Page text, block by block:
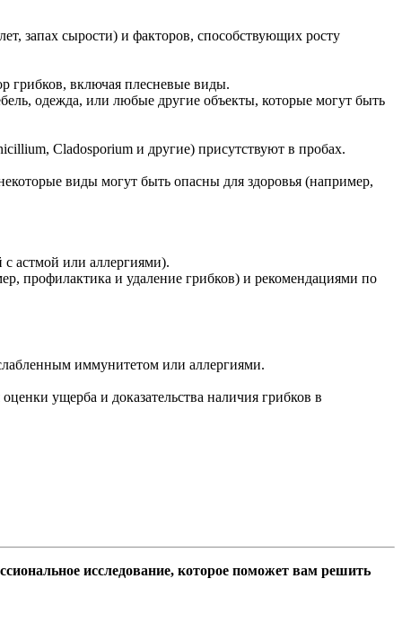
запах сырости) и факторов, способствующих росту
грибков, включая плесневые виды.
одежда, или любые другие объекты, которые могут быть
Cladosporium и другие) присутствуют в пробах.
виды могут быть опасны для здоровья (например,
с астмой или аллергиями).
профилактика и удаление грибков) и рекомендациями по
иммунитетом или аллергиями.
ущерба и доказательства наличия грибков в
исследование, которое поможет вам решить